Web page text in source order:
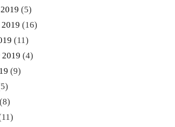
(5)
(16)
(11)
2019 (4)
(9)
(8)